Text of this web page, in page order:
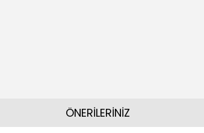
ÖNERİLERİNİZ